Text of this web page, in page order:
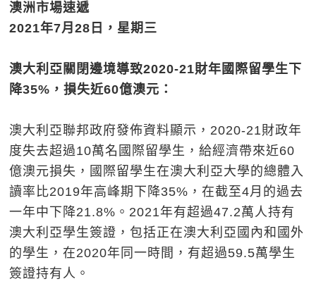
澳洲市場速遞
2021年7月28 日，星期三
澳大利亞關閉邊境導致2020-21財年國際留學生下
降35% ，損失近60億澳元：
澳大利亞聯邦政府發佈資料顯示，2020-21財政年
度失去超過10萬名國際留學生，給經濟帶來近60
億澳元損失，國際留學生在澳大利亞大學的總體入
讀率比2019年高峰期下降35%，在截至4月的過去
一年中下降21.8%。2021年有超過47.2萬人持有
澳大利亞學生簽證，包括正在澳大利亞國內和國外
的學生，在2020年同一時間，有超過59.5萬學生
簽證持有人。